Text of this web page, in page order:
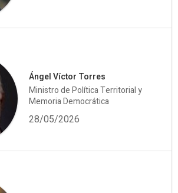
Ángel Víctor Torres
Ministro de Política Territorial y
Memoria Democrática
28/05/2026